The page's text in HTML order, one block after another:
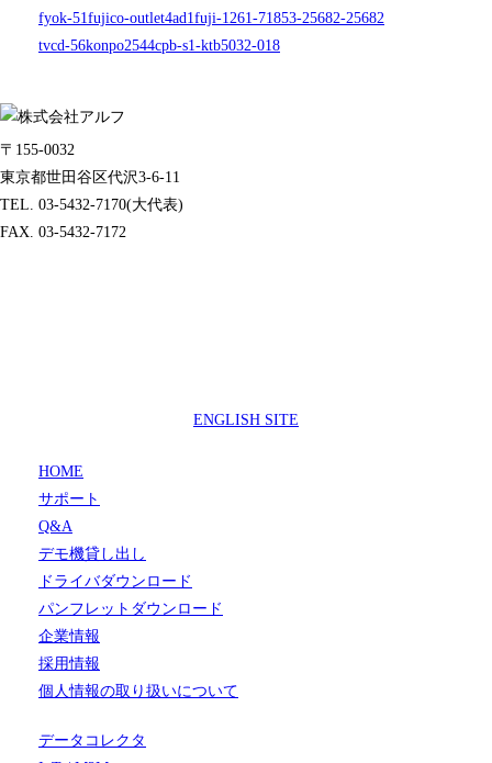
fyok-51fujico-outlet4ad1fuji-1261-71853-25682-25682
tvcd-56konpo2544cpb-s1-ktb5032-018
〒155-0032
東京都世田谷区代沢3-6-11
TEL. 03-5432-7170(大代表)
FAX. 03-5432-7172
ENGLISH SITE
HOME
サポート
Q&A
デモ機貸し出し
ドライバダウンロード
パンフレットダウンロード
企業情報
採用情報
個人情報の取り扱いについて
データコレクタ